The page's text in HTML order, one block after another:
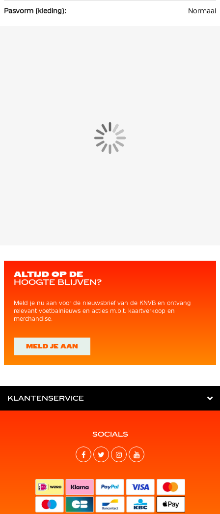
Normaal
ALTIJD OP DE
HOOGTE BLIJVEN?
Meld je nu aan voor de nieuwsbrief van de KNVB en ontvang
relevant voetbalnieuws en acties m.b.t. kaartverkoop en
merchandise.
MELD JE AAN
KLANTENSERVICE
SOCIALS